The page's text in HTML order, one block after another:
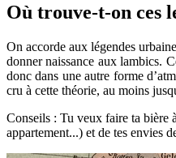
Où trouve-t-on ces
On accorde aux légendes
donner naissance aux lambics.
donc dans une autre forme
cru à cette théorie, au moins
Conseils : Tu veux faire ta bière
appartement...) et de tes envies